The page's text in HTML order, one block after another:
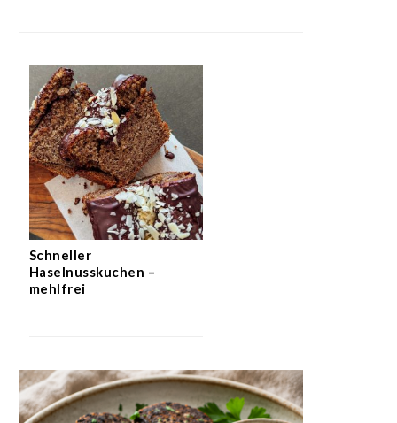
Schneller
Haselnusskuchen –
mehlfrei